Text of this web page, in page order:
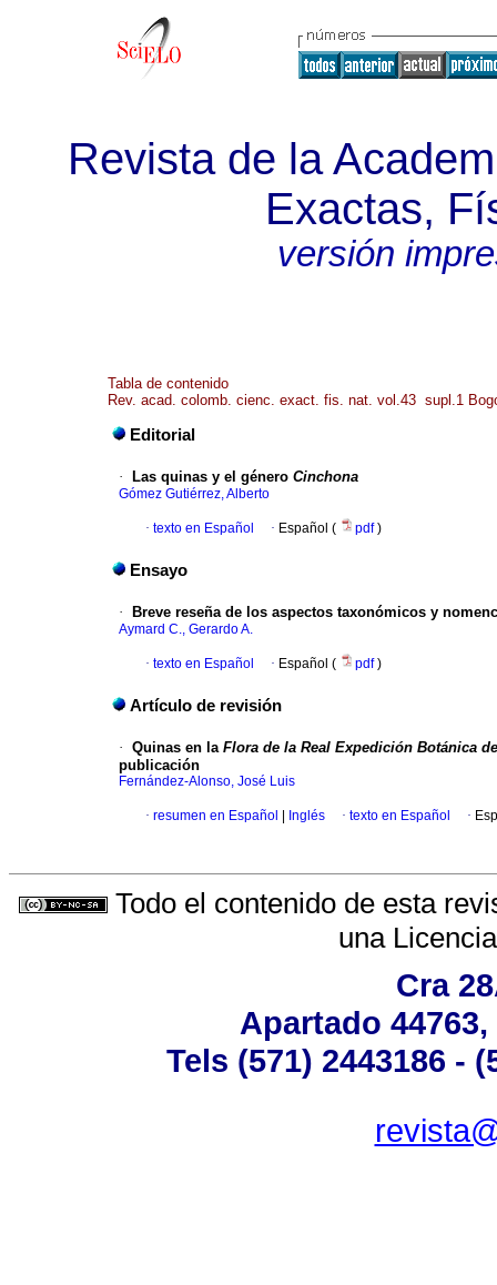
Revista de la
Exactas,
versión
Tabla de contenido
Rev. acad. colomb. cienc. exact. fis. nat. vol.43 supl.1
Editorial
· Las quinas y el género Cinchona
Gómez Gutiérrez, Alberto
· texto en Español · Español ( pdf)
Ensayo
· Breve reseña de los aspectos taxonómicos y
Aymard C., Gerardo A.
· texto en Español · Español ( pdf)
Artículo de revisión
· Quinas en la Flora de la Real Expedición Botánica
publicación
Fernández-Alonso, José Luis
· resumen en Español Inglés · texto en Español ·
Todo el contenido de esta
una
Cra
Apartado
Tels (571) 2443186 -